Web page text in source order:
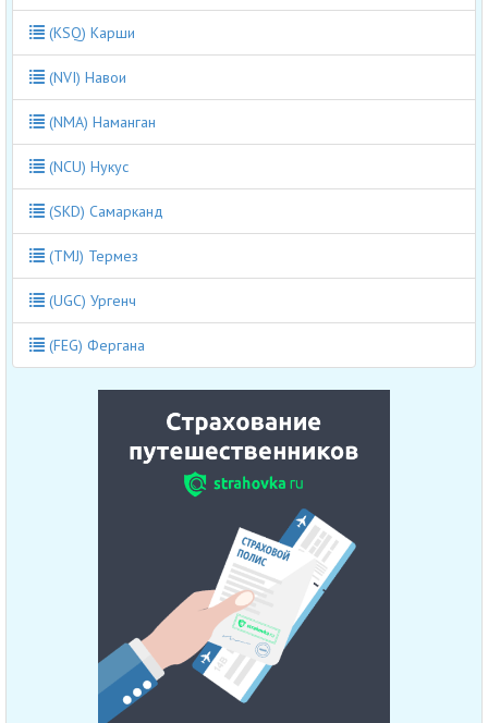
(KSQ) Карши
(NVI) Навои
(NMA) Наманган
(NCU) Нукус
(SKD) Самарканд
(TMJ) Термез
(UGC) Ургенч
(FEG) Фергана